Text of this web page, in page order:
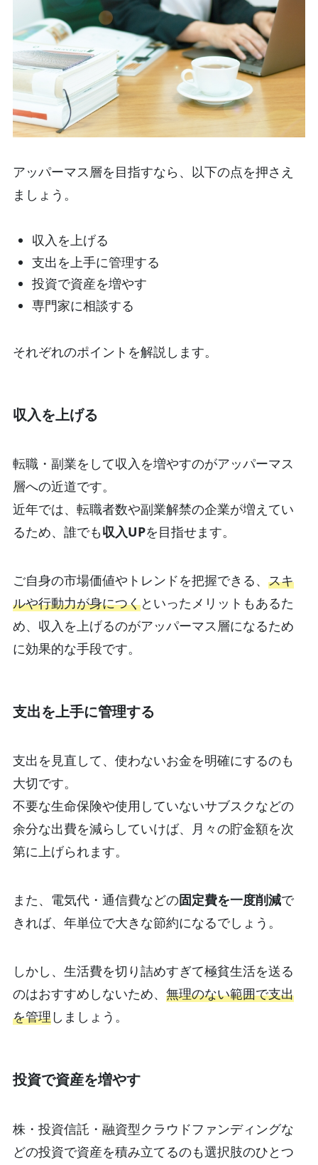
アッパーマス層を目指すなら、以下の点を押さえ
ましょう。
収入を上げる
支出を上手に管理する
投資で資産を増やす
専門家に相談する
それぞれのポイントを解説します。
収入を上げる
転職・副業をして収入を増やすのがアッパーマス
層への近道です。
近年では、転職者数や副業解禁の企業が増えてい
るため、誰でも収入UPを目指せます。
ご自身の市場価値やトレンドを把握できる、 スキ
ルや行動力が身につくといったメリットもあるた
め、収入を上げるのがアッパーマス層になるため
に効果的な手段です。
支出を上手に管理する
支出を見直して、使わないお金を明確にするのも
大切です。
不要な生命保険や使用していないサブスクなどの
余分な出費を減らしていけば、月々の貯金額を次
第に上げられます。
また、電気代・通信費などの固定費を一度削減で
きれば、年単位で大きな節約になるでしょう。
しかし、生活費を切り詰めすぎて極貧生活を送る
のはおすすめしないため、 無理のない範囲で支出
を管理しましょう。
投資で資産を増やす
株・投資信託・融資型クラウドファンディングな
どの投資で資産を積み立てるのも選択肢のひとつ